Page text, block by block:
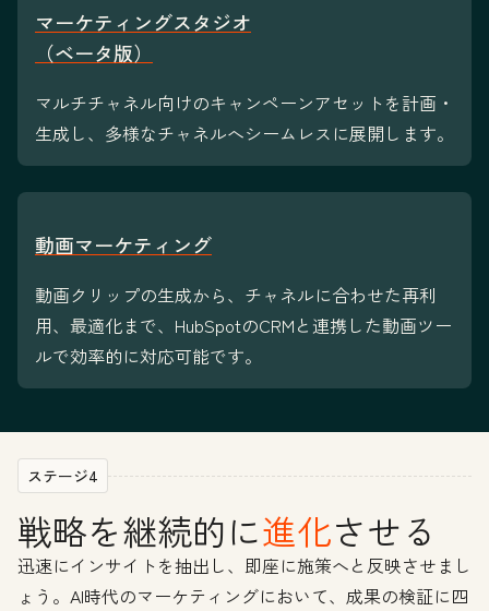
マーケティングスタジオ
（ベータ版）
マルチチャネル向けのキャンペーンアセットを計画・
生成し、多様なチャネルへシームレスに展開します。
動画マーケティング
動画クリップの生成から、チャネルに合わせた再利
用、最適化まで、HubSpotのCRMと連携した動画ツー
ルで効率的に対応可能です。
ステージ4
戦略を継続的に進化させる
迅速にインサイトを抽出し、即座に施策へと反映させまし
ょう。AI時代のマーケティングにおいて、成果の検証に四